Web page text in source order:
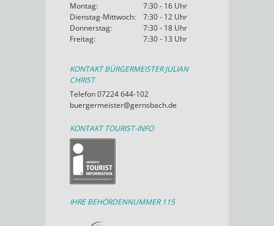
Montag:
7:30 - 16 Uhr
Dienstag-Mittwoch:
7:30 - 12 Uhr
Donnerstag:
7:30 - 18 Uhr
Freitag:
7:30 - 13 Uhr
KONTAKT BÜRGERMEISTER JULIAN
CHRIST
Telefon 07224 644-102
buergermeister@gernsbach.de
KONTAKT TOURIST-INFO
IHRE BEHÖRDENNUMMER 115